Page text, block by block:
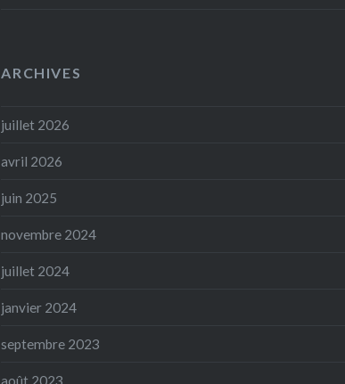
ARCHIVES
juillet 2026
avril 2026
juin 2025
novembre 2024
juillet 2024
janvier 2024
septembre 2023
août 2023